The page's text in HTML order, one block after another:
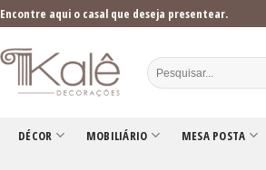
Encontre aqui o casal que deseja presentear.
DÉCOR MOBILIÁRIO MESA POSTA